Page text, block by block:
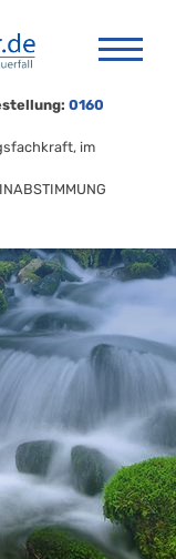
0160
im